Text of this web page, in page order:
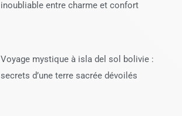
inoubliable entre charme et confort
Voyage mystique à isla del sol bolivie :
secrets d’une terre sacrée dévoilés